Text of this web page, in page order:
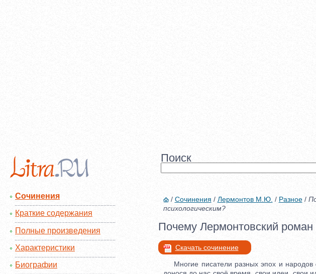
Поиск
Сочинения
Краткие содержания
Полные произведения
Характеристики
Биографии
/ Сочинения / Лермонтов М.Ю. / Разное/
психологическим?
Почему Лермонтовский
Скачать сочинение
Многие писатели разных эпох и народов